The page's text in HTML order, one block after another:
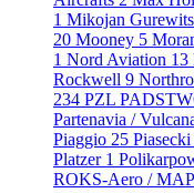
1 Mikojan
20 Mooney 5
1 Nord Aviation 13
Rockwell 9
234 PZL
Partenavia /
Piaggio 25 Piasecki
Platzer 1
ROKS-Aero /